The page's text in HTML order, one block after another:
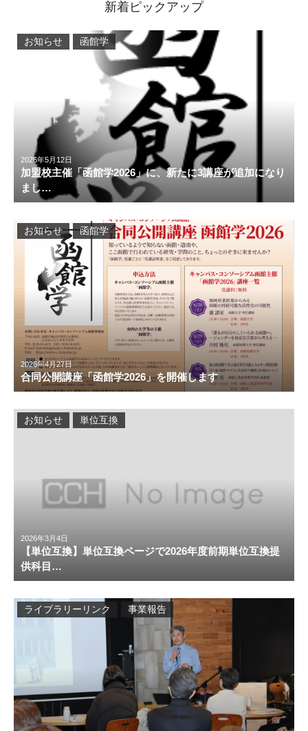
新着ピックアップ
2026年5月12日
加盟校主催「函館学2026」に、新たに3講座が追加になり
まし…
お知らせ 函館学
2026年4月27日
合同公開講座「函館学2026」を開催します
お知らせ 函館学
2026年3月4日
【単位互換】単位互換ページで2026年度前期単位互換提
供科目…
お知らせ 単位互換
ライブラリーリンク 事業報告